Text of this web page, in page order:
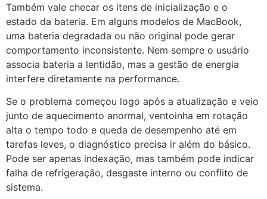
Também vale checar os itens de inicialização e o
estado da bateria. Em alguns modelos de MacBook,
uma bateria degradada ou não original pode gerar
comportamento inconsistente. Nem sempre o usuário
associa bateria a lentidão, mas a gestão de energia
interfere diretamente na performance.
Se o problema começou logo após a atualização e veio
junto de aquecimento anormal, ventoinha em rotação
alta o tempo todo e queda de desempenho até em
tarefas leves, o diagnóstico precisa ir além do básico.
Pode ser apenas indexação, mas também pode indicar
falha de refrigeração, desgaste interno ou conflito de
sistema.